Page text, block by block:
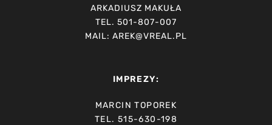
ARKADIUSZ MAKUŁA
TEL. 501-807-007
MAIL: AREK@VREAL.PL
IMPREZY:
MARCIN TOPOREK
TEL. 515-630-198